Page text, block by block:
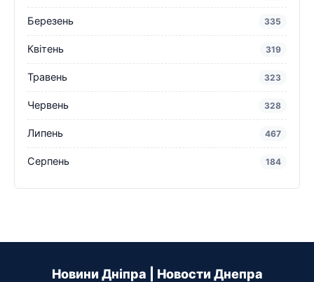
Березень 335
Квітень 319
Травень 323
Червень 328
Липень 467
Серпень 184
Новини Дніпра | Новости Днепра